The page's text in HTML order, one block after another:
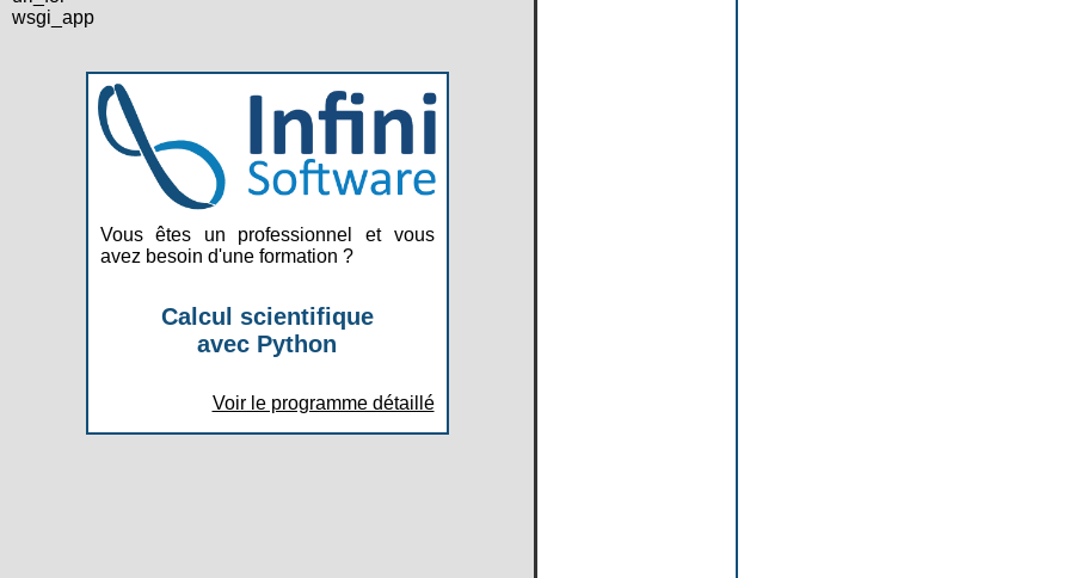
wsgi_app
Vous êtes un professionnel et vous
avez besoin d'une formation ?
Calcul scientifique
avec Python
Voir le programme détaillé